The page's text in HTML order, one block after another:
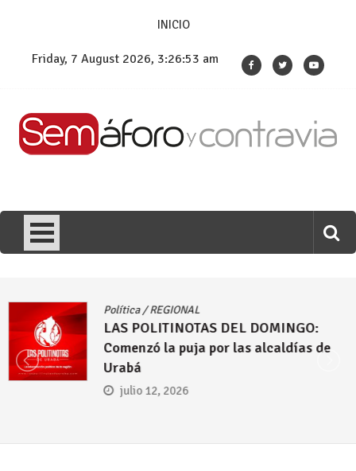
INICIO
Friday, 7 August 2026, 3:26:55 am
de
Política
LAS POLITINOTAS DEL
propuestas que hacen desde
la Espriella